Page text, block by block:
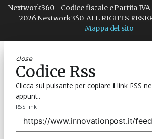
Nextwork360 - Codice fiscale e Partita
2026 Nextwork360. ALL RIGHTS
Mappa del sito
close
Codice Rss
Clicca sul pulsante per copiare il link RSS
appunti.
RSS link